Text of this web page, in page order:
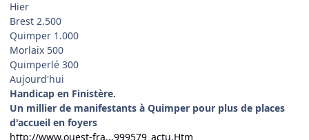
Hier
Brest 2.500
Quimper 1.000
Morlaix 500
Quimperlé 300
Aujourd'hui
Handicap en Finistère.
Un millier de manifestants à Quimper pour plus de places
d'accueil en foyers
http://www.ouest-fra...999579_actu.Htm